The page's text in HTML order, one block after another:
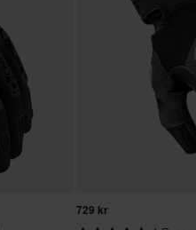
729 kr